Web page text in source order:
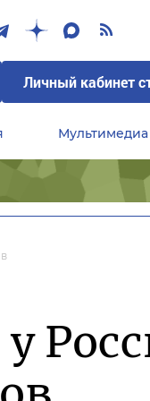
Личный кабинет
Мультимедиа